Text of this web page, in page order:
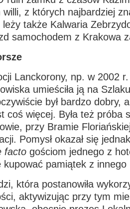
willi, z których najbardziej
leży także Kalwaria
samochodem z Krakowa
Lanckorony, np. w 2002
umieściła ją na
był bardzo dobry,
coś więcej. Była też próba
przy Bramie
Pomysł okazał się
facto gościom jednego z
kupować pamiątek z
która postanowiła
aktywizując przy tym